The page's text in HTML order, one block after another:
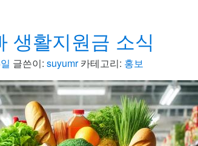
생활지원금 소식
글쓴이: suyumr 카테고리: 홍보